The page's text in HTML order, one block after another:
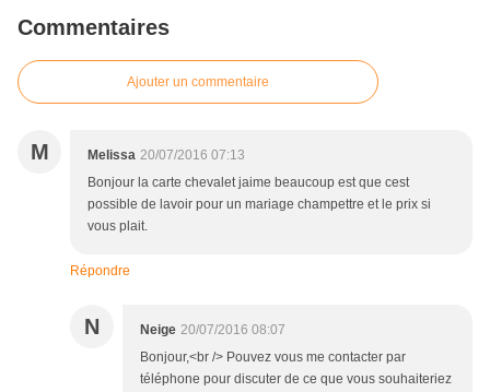
Commentaires
Ajouter un commentaire
M Melissa 20/07/2016 07:13
Bonjour la carte chevalet jaime beaucoup est que cest
possible de lavoir pour un mariage champettre et le prix si
vous plait.
Répondre
N Neige 20/07/2016 08:07
Bonjour,<br /> Pouvez vous me contacter par
téléphone pour discuter de ce que vous souhaiteriez